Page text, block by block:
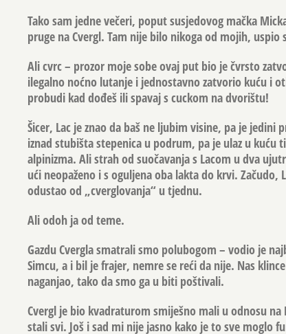
Tako sam jedne večeri, poput susjedovog mačka
pruge na Cvergl. Tam nije bilo nikoga od mojih,
Ali cvrc – prozor moje sobe ovaj put bio je čvrsto
ilegalno noćno lutanje i jednostavno zatvorio kuću i
probudi kad dođeš ili spavaj s cuckom na dvorištu!
Šicer, Lac je znao da baš ne ljubim visine, pa je
iznad stubišta stepenica u podrum, pa je ulaz u kuću
alpinizma. Ali strah od suočavanja s Lacom u dva
ući neopaženo i s oguljena oba lakta do krvi.
odustao od „cverglovanja“ u tjednu.
Ali odoh ja od teme.
Gazdu Cvergla smatrali smo polubogom – vodio je
Simcu, a i bil je frajer, nemre se reći da nije. Nas
naganjao, tako da smo ga u biti poštivali.
Cvergl je bio kvadraturom smiješno mali u odnosu
stali svi. Još i sad mi nije jasno kako je to sve moglo